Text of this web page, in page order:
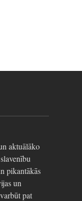
aktuālāko
pikantākās
un
pat